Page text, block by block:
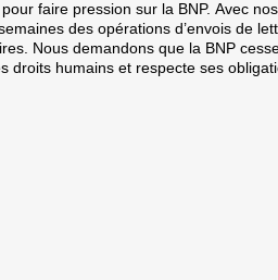
faire pression sur la BNP.Avec
des opérations d’envois de
Nous demandons que la BNP
droits humains et respecte ses